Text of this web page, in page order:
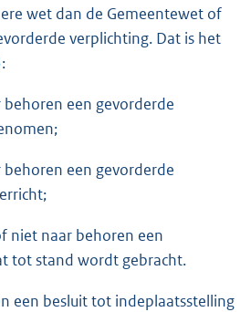
wet dan de Gemeentewet of
verplichting. Dat is het
een gevorderde
een gevorderde
niet naar behoren een
tot stand wordt gebracht.
een besluit tot indeplaatsstelling